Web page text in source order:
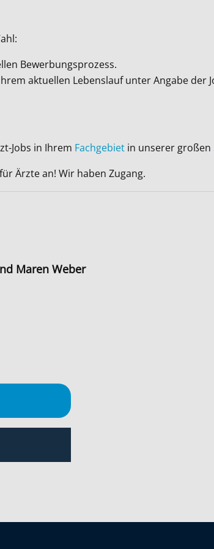
Bewerbungsprozess.
aktuellen Lebenslauf unter Angabe der
Jobs in Ihrem Fachgebiet in unserer großen
Ärzte an! Wir haben Zugang.
Maren Weber